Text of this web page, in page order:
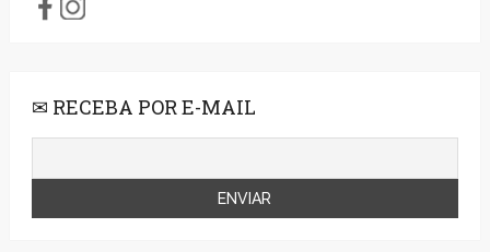
✉ RECEBA POR E-MAIL